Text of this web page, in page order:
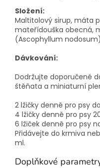
Složení:
Maltitolový sirup, máta
mateřídouška obecná,
(Ascophyllum
Dávkování:
Dodržujte doporučené
štěňata a miniaturní
2 lžičky denně pro psy
4 lžičky denně pro psy
6 lžiček denně pro psy
Přidávejte do krmiva
ml.
Doplňkové